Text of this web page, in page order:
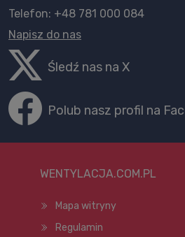
Telefon: +48 781 000 084
Napisz do nas
Śledź nas na X
Polub nasz profil na
WENTYLACJA.COM.PL
Mapa witryny
Regulamin